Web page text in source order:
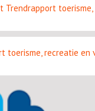
Trendrapport
toerisme, recreatie en